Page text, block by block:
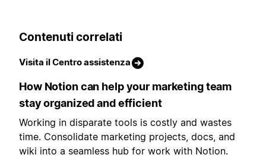
Contenuti correlati
Visita il Centro assistenza
How Notion can help your marketing team
stay organized and efficient
Working in disparate tools is costly and wastes
time. Consolidate marketing projects, docs, and
wiki into a seamless hub for work with Notion.